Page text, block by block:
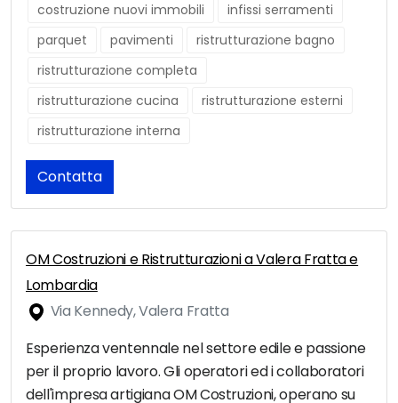
costruzione nuovi immobili
infissi serramenti
parquet
pavimenti
ristrutturazione bagno
ristrutturazione completa
ristrutturazione cucina
ristrutturazione esterni
ristrutturazione interna
Contatta
OM Costruzioni e Ristrutturazioni a Valera Fratta e
Lombardia
Via Kennedy, Valera Fratta
Esperienza ventennale nel settore edile e passione
per il proprio lavoro. Gli operatori ed i collaboratori
dell'impresa artigiana OM Costruzioni, operano su